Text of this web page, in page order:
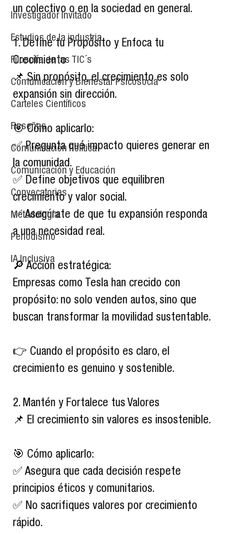
Investigador Invitado
Estudios de la industria
Filosofía de las TIC´s
Comunicación y Bienestar Psicosocia
Carteles Científicos
Reseñas
Comunicación Política
Comunicación y Educación
Convocatorias
Metodología
Periodismo
IA Inclusiva
un colectivo o en la sociedad en general.
1. Define tu Propósito y Enfoca tu
Crecimiento
📌 Sin propósito, el crecimiento es solo
expansión sin dirección.
🎯 Cómo aplicarlo:
✅ Pregunta qué impacto quieres generar en
la comunidad.
✅ Define objetivos que equilibren
crecimiento y valor social.
✅ Asegúrate de que tu expansión responda
a una necesidad real.
🔎 Acción estratégica:
Empresas como Tesla han crecido con
propósito: no solo venden autos, sino que
buscan transformar la movilidad sustentable.
👉 Cuando el propósito es claro, el
crecimiento es genuino y sostenible.
2. Mantén y Fortalece tus Valores
📌 El crecimiento sin valores es insostenible.
🎯 Cómo aplicarlo:
✅ Asegura que cada decisión respete
principios éticos y comunitarios.
✅ No sacrifiques valores por crecimiento
rápido.